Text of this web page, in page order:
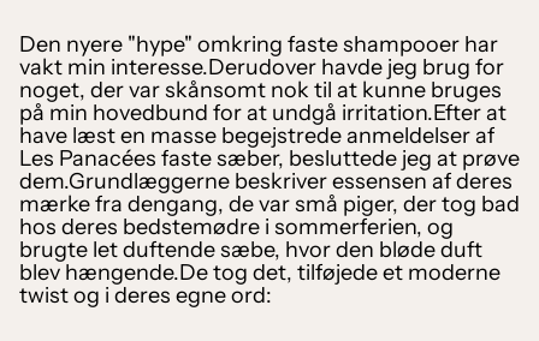
Den nyere "hype" omkring faste shampooer har
vakt min interesse.Derudover havde jeg brug for
noget, der var skånsomt nok til at kunne bruges
på min hovedbund for at undgå irritation.Efter at
have læst en masse begejstrede anmeldelser af
Les Panacées faste sæber, besluttede jeg at prøve
dem.Grundlæggerne beskriver essensen af deres
mærke fra dengang, de var små piger, der tog bad
hos deres bedstemødre i sommerferien, og
brugte let duftende sæbe, hvor den bløde duft
blev hængende.De tog det, tilføjede et moderne
twist og i deres egne ord: